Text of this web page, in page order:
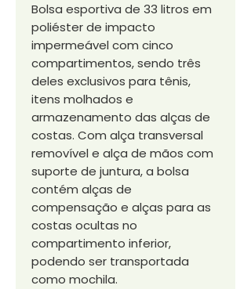
Bolsa esportiva de 33 litros em
poliéster de impacto
impermeável com cinco
compartimentos, sendo três
deles exclusivos para tênis,
itens molhados e
armazenamento das alças de
costas. Com alça transversal
removível e alça de mãos com
suporte de juntura, a bolsa
contém alças de
compensação e alças para as
costas ocultas no
compartimento inferior,
podendo ser transportada
como mochila.